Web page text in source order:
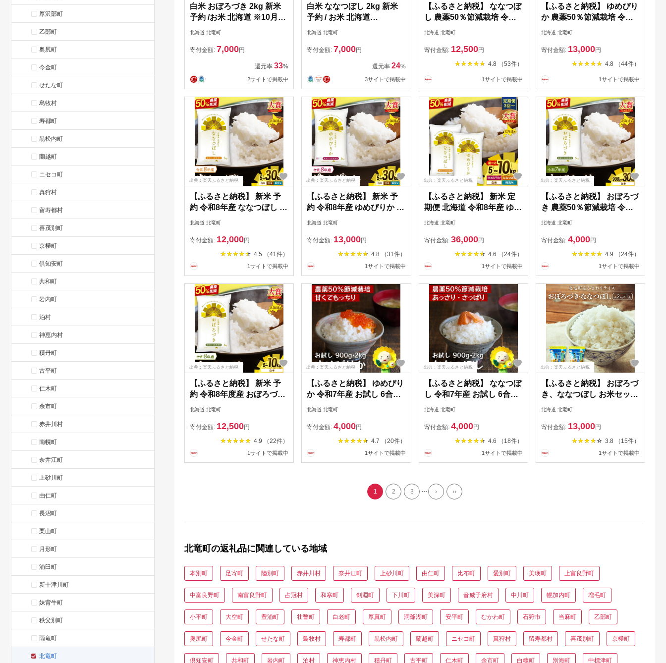
厚沢部町
乙部町
奥尻町
今金町
せたな町
島牧村
寿都町
黒松内町
蘭越町
ニセコ町
真狩村
留寿都村
喜茂別町
京極町
倶知安町
共和町
岩内町
泊村
神恵内村
積丹町
古平町
仁木町
余市町
赤井川村
南幌町
奈井江町
上砂川町
由仁町
長沼町
栗山町
月形町
浦臼町
新十津川町
妹背牛町
秩父別町
雨竜町
北竜町
白米 おぼろづき 2kg 新米
予約 /お米 北海道 ※10月よ
り順次発送 【sun400-obo-
北海道 北竜町
寄付金額: 7,000円
還元率33%
2サイトで掲載中
白米 ななつぼし 2kg 新米
予約 / お米 北海道
【sun400-nana-r2-R7】
北海道 北竜町
寄付金額: 7,000円
還元率 24%
3サイトで掲載中
【ふるさと納税】 ななつぼ
し 農薬50％節減栽培 令和7
年産 5kg 10kg 30kg / お米
はん こめ 北海道米 ※1か月
以内に発送予定 //rice
北海道 北竜町
寄付金額: 12,500円
4.8 （53件）
1サイトで掲載中
【ふるさと納税】 ゆめぴり
か 農薬50％節減栽培 令和7
年産 5kg 10kg 30kg / お米
はん こめ 北海道米 ※1か月
以内に発送予定 //rice
北海道 北竜町
寄付金額: 13,000円
4.8 （44件）
1サイトで掲載中
出典：楽天ふるさと納税
【ふるさと納税】 新米 予
約 令和8年産 ななつぼし 農
薬50％節減栽培 5kg 10kg /
海道米 ※2026年10月中旬
より順次発送予定 //rice
北海道 北竜町
寄付金額: 12,000円
4.5 （41件）
1サイトで掲載中
出典：楽天ふるさと納税
【ふるさと納税】 新米 予
約 令和8年産 ゆめぴりか 農
薬50％節減栽培 5kg 10kg /
海道米 ※2026年10月中旬
より順次発送予定 //rice
北海道 北竜町
寄付金額: 13,000円
4.8 （31件）
1サイトで掲載中
出典：楽天ふるさと納税
【ふるさと納税】 新米 定
期便 北海道 令和8年産 ゆめ
ぴりか ななつぼし 【 選べ
量 】/ 白米 無洗米 6ヶ月 3
ヶ月 5kg 10kg 低農薬米 米
農薬削減 北竜町産 減農薬
北海道 北竜町
寄付金額: 36,000円
4.6 （24件）
1サイトで掲載中
出典：楽天ふるさと納税
【ふるさと納税】 おぼろづ
き 農薬50％節減栽培 令和7
年産 5kg 10kg 30kg / お米
道米 ※1か月以内に発送予
北海道 北竜町
寄付金額: 4,000円
4.9 （24件）
1サイトで掲載中
出典：楽天ふるさと納税
【ふるさと納税】 新米 予
約 令和8年度産 おぼろづき
5kg 10kg 白米 / 低農薬米
10月中旬～順次発送
北海道 北竜町
寄付金額: 12,500円
4.9 （22件）
1サイトで掲載中
出典：楽天ふるさと納税
【ふるさと納税】 ゆめぴり
か 令和7年産 お試し 6合
(900g) ・ 2kg ・4kg / お米
※1か月以内に発送予定
北海道 北竜町
寄付金額:4,000円
4.7 （20件）
1サイトで掲載中
出典：楽天ふるさと納税
【ふるさと納税】 ななつぼ
し 令和7年産 お試し 6合
(900g) ・ 2kg ・4kg / お米
※1か月以内に発送予定
北海道 北竜町
寄付金額: 4,000円
4.6 （18件）
1サイトで掲載中
出典：楽天ふるさと納税
【ふるさと納税】 おぼろづ
き、ななつぼし お米セット
計4kg / お米 白米 玄米 ごは
内に発送予定 //rice
北海道 北竜町
寄付金額: 13,000円
3.8 （15件）
1サイトで掲載中
1 2 3 ... › ››
北竜町の返礼品に関連している地域
本別町 足寄町 陸別町 赤井川村 奈井江町 上砂川町 由仁町 比布町 愛別町 美瑛町 上富良野町
中富良野町 南富良野町 占冠村 和寒町 剣淵町 下川町 美深町 音威子府村 中川町 幌加内町 増毛町
小平町 大空町 豊浦町 壮瞥町 白老町 厚真町 洞爺湖町 安平町 むかわ町 石狩市 当麻町 乙部町
奥尻町 今金町 せたな町 島牧村 寿都町 黒松内町 蘭越町 ニセコ町 真狩村 留寿都村 喜茂別町 京極町
倶知安町 共和町 岩内町 泊村 神恵内村 積丹町 古平町 仁木町 余市町 白糠町 別海町 中標津町